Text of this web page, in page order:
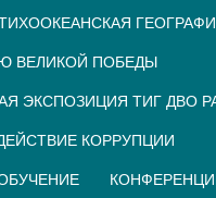
ВЕЛИКОЙ ПОБЕДЫ
ЭКСПОЗИЦИЯ ТИГ ДВО
КОРРУПЦИИ